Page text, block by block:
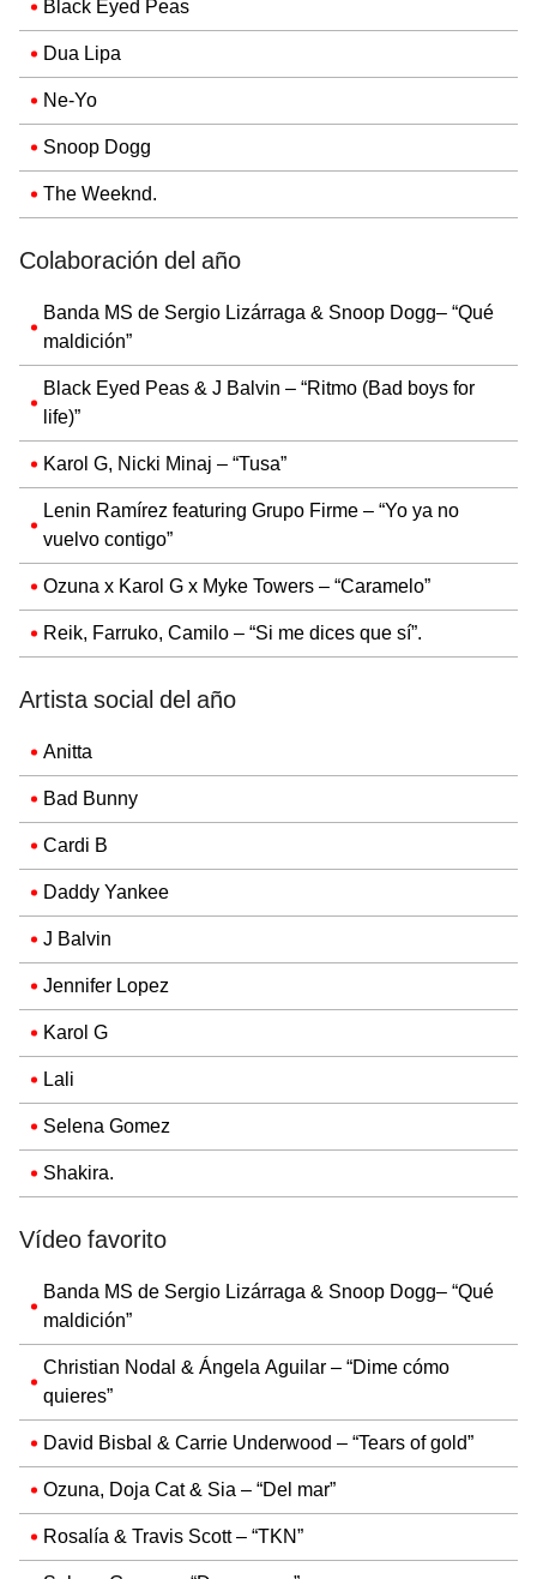
Black Eyed Peas
Dua Lipa
Ne-Yo
Snoop Dogg
The Weeknd.
Colaboración del año
Banda MS de Sergio Lizárraga & Snoop Dogg– “Qué
maldición”
Black Eyed Peas & J Balvin – “Ritmo (Bad boys for
life)”
Karol G, Nicki Minaj – “Tusa”
Lenin Ramírez featuring Grupo Firme – “Yo ya no
vuelvo contigo”
Ozuna x Karol G x Myke Towers – “Caramelo”
Reik, Farruko, Camilo – “Si me dices que sí”.
Artista social del año
Anitta
Bad Bunny
Cardi B
Daddy Yankee
J Balvin
Jennifer Lopez
Karol G
Lali
Selena Gomez
Shakira.
Vídeo favorito
Banda MS de Sergio Lizárraga & Snoop Dogg– “Qué
maldición”
Christian Nodal & Ángela Aguilar – “Dime cómo
quieres”
David Bisbal & Carrie Underwood – “Tears of gold”
Ozuna, Doja Cat & Sia – “Del mar”
Rosalía & Travis Scott – “TKN”